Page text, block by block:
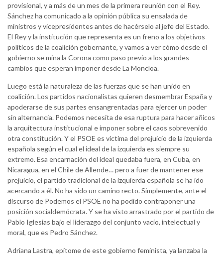
provisional, y a más de un mes de la primera reunión con el Rey.
Sánchez ha comunicado a la opinión pública su ensalada de
ministros y vicepresidentes antes de hacérselo al jefe del Estado.
El Rey y la institución que representa es un freno a los objetivos
políticos de la coalición gobernante, y vamos a ver cómo desde el
gobierno se mina la Corona como paso previo a los grandes
cambios que esperan imponer desde La Moncloa.
Luego está la naturaleza de las fuerzas que se han unido en
coalición. Los partidos nacionalistas quieren desmembrar España y
apoderarse de sus partes ensangrentadas para ejercer un poder
sin alternancia. Podemos necesita de esa ruptura para hacer añicos
la arquitectura institucional e imponer sobre el caos sobrevenido
otra constitución. Y el PSOE es víctima del prejuicio de la izquierda
española según el cual el ideal de la izquierda es siempre su
extremo. Esa encarnación del ideal quedaba fuera, en Cuba, en
Nicaragua, en el Chile de Allende… pero a fuer de mantener ese
prejuicio, el partido tradicional de la izquierda española se ha ido
acercando a él. No ha sido un camino recto. Simplemente, ante el
discurso de Podemos el PSOE no ha podido contraponer una
posición socialdemócrata. Y se ha visto arrastrado por el partido de
Pablo Iglesias bajo el liderazgo del conjunto vacío, intelectual y
moral, que es Pedro Sánchez.
Adriana Lastra, epítome de este gobierno feminista, ya lanzaba la